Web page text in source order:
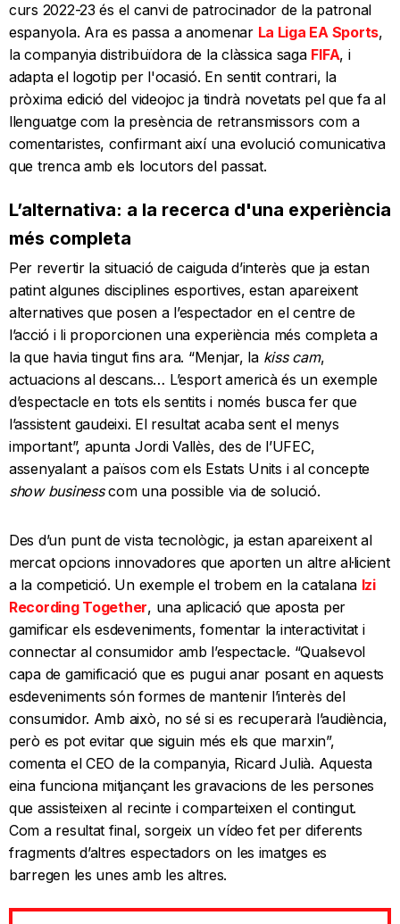
curs 2022-23 és el canvi de patrocinador de la patronal
espanyola. Ara es passa a anomenar La Liga EA Sports,
la companyia distribuïdora de la clàssica saga FIFA, i
adapta el logotip per l'ocasió. En sentit contrari, la
pròxima edició del videojoc ja tindrà novetats pel que fa al
llenguatge com la presència de retransmissors com a
comentaristes, confirmant així una evolució comunicativa
que trenca amb els locutors del passat.
L’alternativa: a la recerca d'una experiència
més completa
Per revertir la situació de caiguda d’interès que ja estan
patint algunes disciplines esportives, estan apareixent
alternatives que posen a l’espectador en el centre de
l’acció i li proporcionen una experiència més completa a
la que havia tingut fins ara. “Menjar, la kiss cam,
actuacions al descans… L’esport americà és un exemple
d’espectacle en tots els sentits i només busca fer que
l’assistent gaudeixi. El resultat acaba sent el menys
important”, apunta Jordi Vallès, des de l’UFEC,
assenyalant a països com els Estats Units i al concepte
show businesscom una possible via de solució.
Des d’un punt de vista tecnològic, ja estan apareixent al
mercat opcions innovadores que aporten un altre al·licient
a la competició. Un exemple el trobem en la catalana Izi
Recording Together, una aplicació que aposta per
gamificar els esdeveniments, fomentar la interactivitat i
connectar al consumidor amb l’espectacle. “Qualsevol
capa de gamificació que es pugui anar posant en aquests
esdeveniments són formes de mantenir l’interès del
consumidor. Amb això, no sé si es recuperarà l’audiència,
però es pot evitar que siguin més els que marxin”,
comenta el CEO de la companyia, Ricard Julià. Aquesta
eina funciona mitjançant les gravacions de les persones
que assisteixen al recinte i comparteixen el contingut.
Com a resultat final, sorgeix un vídeo fet per diferents
fragments d’altres espectadors on les imatges es
barregen les unes amb les altres.